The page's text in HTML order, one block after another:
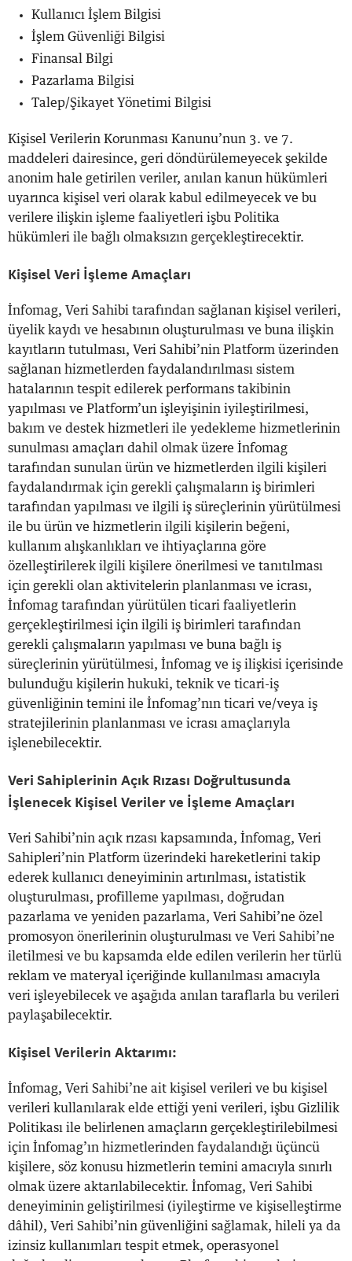
Kullanıcı İşlem Bilgisi
İşlem Güvenliği Bilgisi
Finansal Bilgi
Pazarlama Bilgisi
Talep/Şikayet Yönetimi Bilgisi
Kişisel Verilerin Korunması Kanunu’nun 3. ve 7.
maddeleri dairesince, geri döndürülemeyecek şekilde
anonim hale getirilen veriler, anılan kanun hükümleri
uyarınca kişisel veri olarak kabul edilmeyecek ve bu
verilere ilişkin işleme faaliyetleri işbu Politika
hükümleri ile bağlı olmaksızın gerçekleştirecektir.
Kişisel Veri İşleme Amaçları
İnfomag, Veri Sahibi tarafından sağlanan kişisel verileri,
üyelik kaydı ve hesabının oluşturulması ve buna ilişkin
kayıtların tutulması, Veri Sahibi’nin Platform üzerinden
sağlanan hizmetlerden faydalandırılması sistem
hatalarının tespit edilerek performans takibinin
yapılması ve Platform’un işleyişinin iyileştirilmesi,
bakım ve destek hizmetleri ile yedekleme hizmetlerinin
sunulması amaçları dahil olmak üzere İnfomag
tarafından sunulan ürün ve hizmetlerden ilgili kişileri
faydalandırmak için gerekli çalışmaların iş birimleri
tarafından yapılması ve ilgili iş süreçlerinin yürütülmesi
ile bu ürün ve hizmetlerin ilgili kişilerin beğeni,
kullanım alışkanlıkları ve ihtiyaçlarına göre
özelleştirilerek ilgili kişilere önerilmesi ve tanıtılması
için gerekli olan aktivitelerin planlanması ve icrası,
İnfomag tarafından yürütülen ticari faaliyetlerin
gerçekleştirilmesi için ilgili iş birimleri tarafından
gerekli çalışmaların yapılması ve buna bağlı iş
süreçlerinin yürütülmesi, İnfomag ve iş ilişkisi içerisinde
bulunduğu kişilerin hukuki, teknik ve ticari-iş
güvenliğinin temini ile İnfomag’nın ticari ve/veya iş
stratejilerinin planlanması ve icrası amaçlarıyla
işlenebilecektir.
Veri Sahiplerinin Açık Rızası Doğrultusunda
İşlenecek Kişisel Veriler ve İşleme Amaçları
Veri Sahibi’nin açık rızası kapsamında, İnfomag, Veri
Sahipleri’nin Platform üzerindeki hareketlerini takip
ederek kullanıcı deneyiminin artırılması, istatistik
oluşturulması, profilleme yapılması, doğrudan
pazarlama ve yeniden pazarlama, Veri Sahibi’ne özel
promosyon önerilerinin oluşturulması ve Veri Sahibi’ne
iletilmesi ve bu kapsamda elde edilen verilerin her türlü
reklam ve materyal içeriğinde kullanılması amacıyla
veri işleyebilecek ve aşağıda anılan taraflarla bu verileri
paylaşabilecektir.
Kişisel Verilerin Aktarımı:
İnfomag, Veri Sahibi’ne ait kişisel verileri ve bu kişisel
verileri kullanılarak elde ettiği yeni verileri, işbu Gizlilik
Politikası ile belirlenen amaçların gerçekleştirilebilmesi
için İnfomag’ın hizmetlerinden faydalandığı üçüncü
kişilere, söz konusu hizmetlerin temini amacıyla sınırlı
olmak üzere aktarılabilecektir. İnfomag, Veri Sahibi
deneyiminin geliştirilmesi (iyileştirme ve kişiselleştirme
dâhil), Veri Sahibi’nin güvenliğini sağlamak, hileli ya da
izinsiz kullanımları tespit etmek, operasyonel